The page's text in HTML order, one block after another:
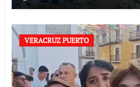
VERACRUZ PUERTO